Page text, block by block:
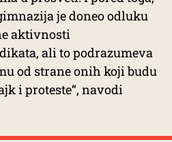
je doneo odluku
aktivnosti
ali to podrazumeva
od strane onih koji budu
i proteste“, navodi